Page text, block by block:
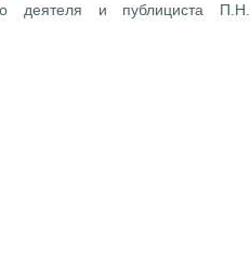
деятеля и публициста П.Н.